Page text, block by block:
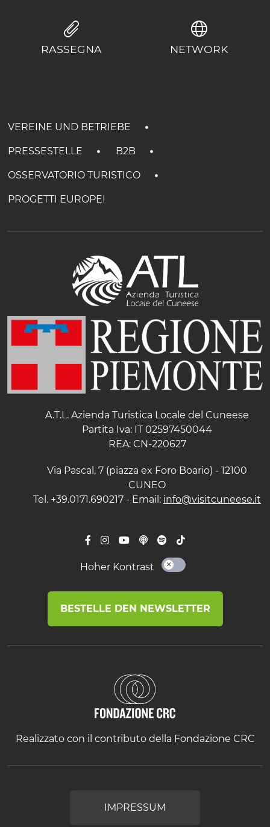
RASSEGNA NETWORK
VEREINE UND BETRIEBE
PRESSESTELLE B2B
OSSERVATORIO TURISTICO
PROGETTI EUROPEI
A.T.L. Azienda Turistica Locale del Cuneese
Partita Iva: IT 02597450044
REA: CN-220627
Via Pascal, 7 (piazza ex Foro Boario) - 12100
CUNEO
Tel. +39.0171.690217 - Email: info@visitcuneese.it
Hoher Kontrast
BESTELLE DEN NEWSLETTER
Realizzato con il contributo della Fondazione CRC
IMPRESSUM